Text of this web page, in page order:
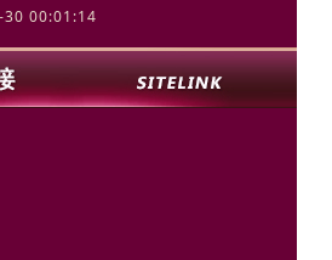
00:01:14